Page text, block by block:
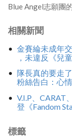
Blue Angel志願團
相關新聞
金賽綸未成年
，未違反《兒
隊長真的要走
粉絲告白：心
V.I.P、CARAT
登《Fandom
標籤